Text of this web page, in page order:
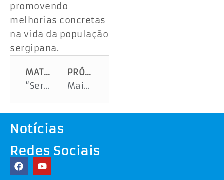
promovendo
melhorias concretas
na vida da população
sergipana.
MATÉRIA ANTERIOR
“Sergipe tem uma das maiores reservas de gás e não podemos ficar inertes esperando as coisas acontecerem”, diz governador em entrevista à Fan FM
PRÓXIMA MATÉRIA
Mais de 3.500 sergipanos já receberam Carteiras de Identificação de Fibromialgia
Notícias
Redes Sociais